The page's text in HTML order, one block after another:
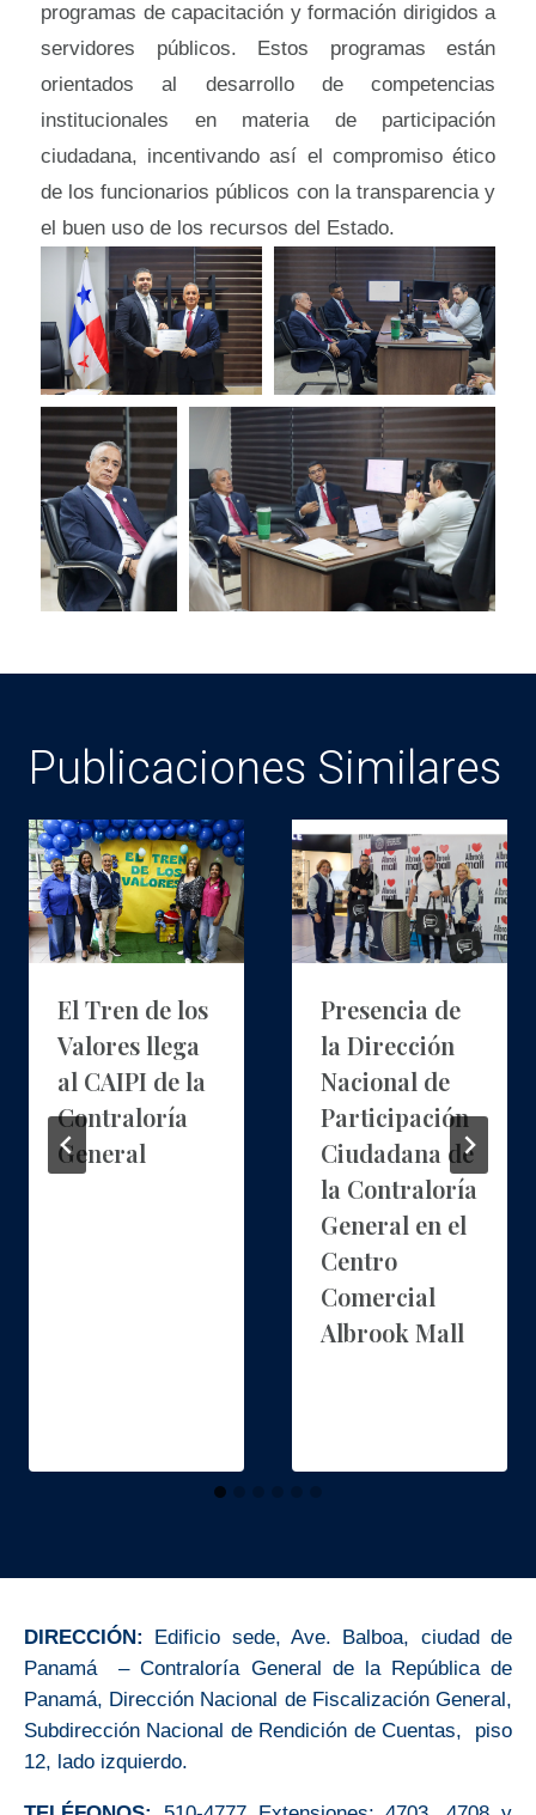
programas de capacitación y formación dirigidos a
servidores públicos. Estos programas están
orientados al desarrollo de competencias
institucionales en materia de participación
ciudadana, incentivando así el compromiso ético
de los funcionarios públicos con la transparencia y
el buen uso de los recursos del Estado.
Publicaciones Similares
El Tren de los
Valores llega
al CAIPI de la
Contraloría
General
Presencia de
la Dirección
Nacional de
Participación
Ciudadana de
la Contraloría
General en el
Centro
Comercial
Albrook Mall
DIRECCIÓN:
Edificio sede, Ave. Balboa, ciudad de
Panamá – Contraloría General de la República de
Panamá, Dirección Nacional de Fiscalización General,
Subdirección Nacional de Rendición de Cuentas, piso
12, lado izquierdo.